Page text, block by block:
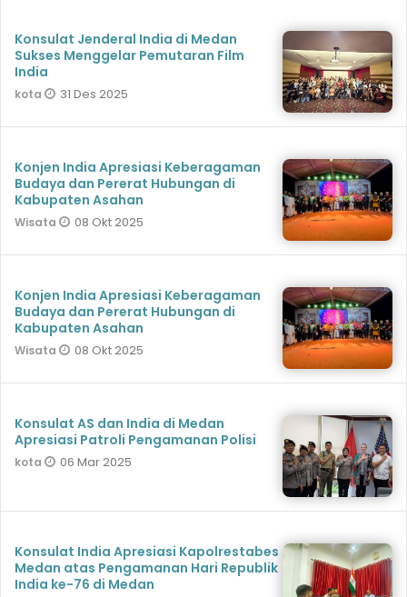
Konsulat Jenderal India di Medan
Sukses Menggelar Pemutaran Film
India
kota 31 Des 2025
Konjen India Apresiasi Keberagaman
Budaya dan Pererat Hubungan di
Kabupaten Asahan
Wisata 08 Okt 2025
Konjen India Apresiasi Keberagaman
Budaya dan Pererat Hubungan di
Kabupaten Asahan
Wisata 08 Okt 2025
Konsulat AS dan India di Medan
Apresiasi Patroli Pengamanan Polisi
kota 06 Mar 2025
Konsulat India Apresiasi Kapolrestabes
Medan atas Pengamanan Hari Republik
India ke-76 di Medan